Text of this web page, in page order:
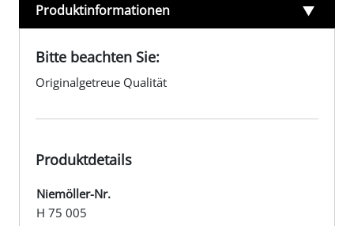
Produktinformationen
Bitte beachten Sie:
Originalgetreue Qualität
Produktdetails
Niemöller-Nr.
H 75 005